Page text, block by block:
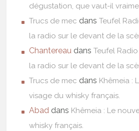
dégustation, que vaut-il
Trucs de mec dansTeufel
la radio sur le devant de la
Chantereau dansTeufel
la radio sur le devant de la
Trucs de mec dans Khêmeia :
visage du whisky français.
Abad dans Khêmeia : Le
whisky français.